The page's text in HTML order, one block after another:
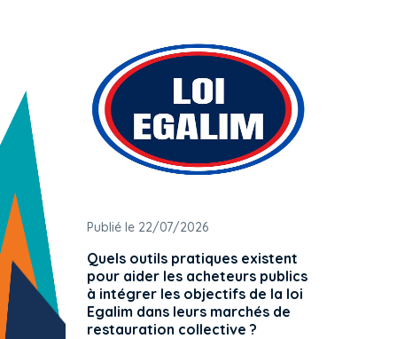
Publié le 22/07/2026
Quels outils pratiques existent
pour aider les acheteurs publics
à intégrer les objectifs de la loi
Egalim dans leurs marchés de
restauration collective ?